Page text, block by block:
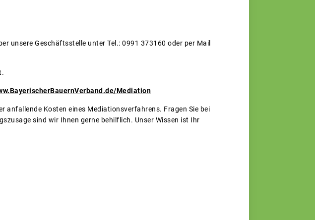
unsere Geschäftsstelle unter Tel.: 0991 373160 oder per Mail
Mediation
anfallende Kosten eines Mediationsverfahrens. Fragen Sie bei
sind wir Ihnen gerne behilflich. Unser Wissen ist Ihr